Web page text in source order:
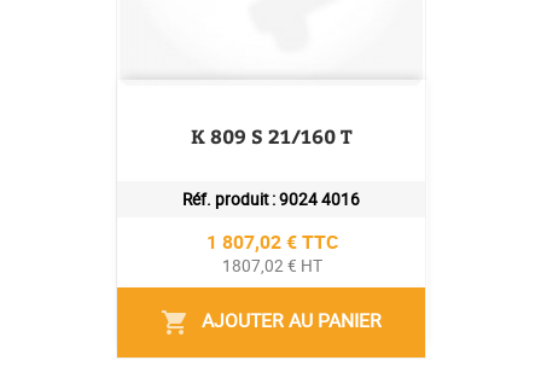
K 809 S 21/160 T
Réf. produit :9024 4016
Prix
1 807,02 € TTC
1807,02 € HT
shopping_cart AJOUTER AU PANIER